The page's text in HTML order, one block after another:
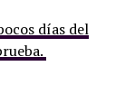
días del